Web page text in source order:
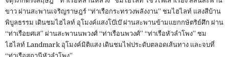
ขาว ผ่านสะพานเจริญราษฎร์ “ท่าเรือกระทรวงพลังงาน” ชมไฮไลท์ แสงสีบ้าน
พิบูลธรรม เดินชมไฮไลท์ อุโมงค์แสงโบ๊เบ๊ ผ่านสะพานข้ามแยกกษัตริย์ศึก ผ่าน
“ท่าเรือยศเส” ผ่านสะพานนพวงศ์ “ท่าเรือนพวงศ์” “ท่าเรือหัวลำโพง” ชม
ไฮไลท์ Landmark อุโมงค์มิติแสง เดินชมไฟประดับตลอดเส้นทาง และจบที่